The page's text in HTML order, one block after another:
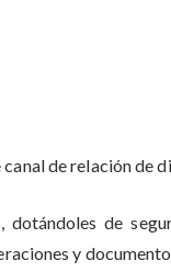
de relación de
de
y